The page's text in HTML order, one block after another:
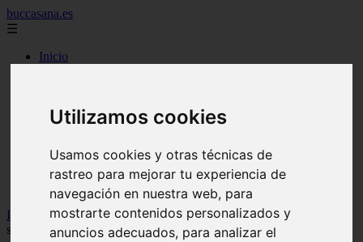
Utilizamos cookies
Usamos cookies y otras técnicas de
rastreo para mejorar tu experiencia de
navegación en nuestra web, para
mostrarte contenidos personalizados y
anuncios adecuados, para analizar el
buccasana.es
☰
Inicio
hongos en la boca
implantes dentales
mal aliento
remedio casero para
tipos de brackets
Inicio
yt-dientes >Video Cómo afectan las bebidas calientes a la
sensibilidad dental